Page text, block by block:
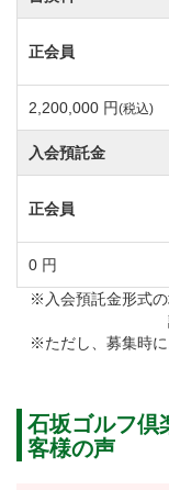
総面積117万平
高い18ホール。
コース設計は海
術性のあるコー
美しさと戦略性
いたベント芝の
出しています。
また各ホールの
れぞれのティご
れたい方にチャ
正会員
2,200,000 円(税込)
入会預託金
正会員
0 円
※入会預託金形式
※ただし、募集時
石坂ゴルフ倶
客様の声